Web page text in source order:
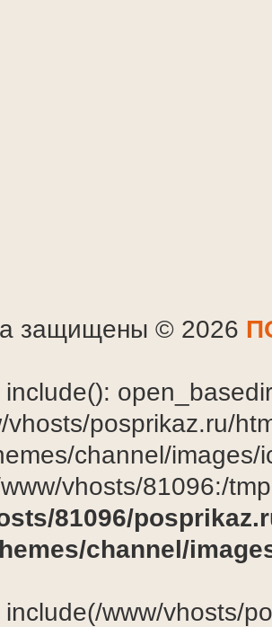
защищены © 2026
include():
vhosts/posprikaz.ru/
channel/
vhosts/81096:/
81096/
channel/
include(/www/vhosts/